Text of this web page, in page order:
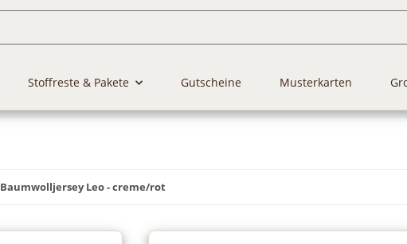
Stoffreste & Pakete Gutscheine Musterkarten
Baumwolljersey Leo - creme/rot